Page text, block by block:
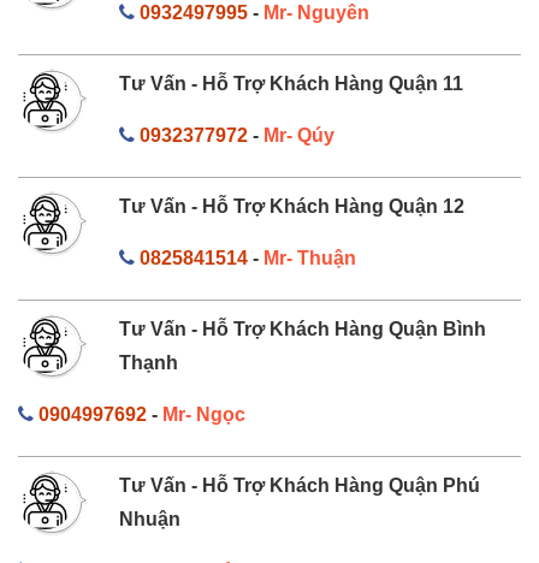
0932497995- Mr- Nguyên
Tư Vấn - Hỗ Trợ Khách Hàng Quận 11
0932377972- Mr- Qúy
Tư Vấn - Hỗ Trợ Khách Hàng Quận 12
0825841514- Mr- Thuận
Tư Vấn - Hỗ Trợ Khách Hàng Quận Bình
Thạnh
0904997692 - Mr- Ngọc
Tư Vấn - Hỗ Trợ Khách Hàng Quận Phú
Nhuận